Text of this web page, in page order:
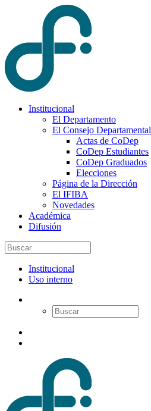
Institucional
El Departamento
El Consejo Departamental
Actas de CoDep
CoDep Estudiantes
CoDep Graduados
Elecciones
Página de la Dirección
El IFIBA
Novedades
Académica
Difusión
Institucional
Uso interno